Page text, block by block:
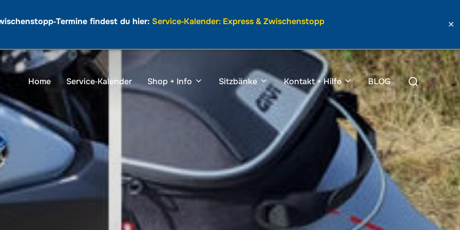
findest du hier: Service‑Kalender: Express & Zwischenstopp ✕
Home Service‑Kalender Shop + Info Sitzbänke Kontakt + Hilfe BLOG
Suchen
nach: